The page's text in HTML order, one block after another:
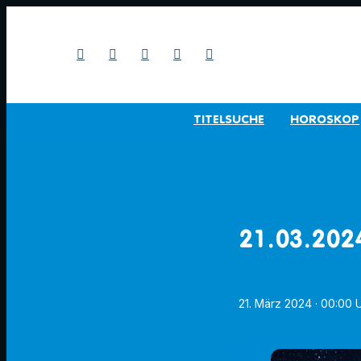
TITELSUCHE HOROSKOP
21. März 2024 · 00:00